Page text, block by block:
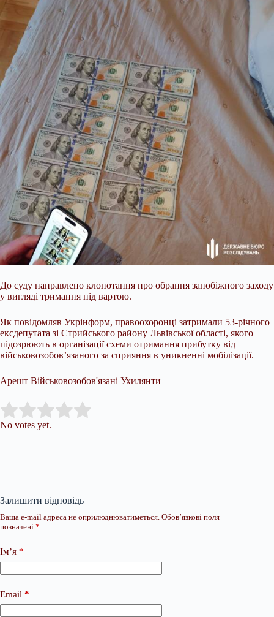
До суду направлено клопотання про обрання запобіжного заходу
у вигляді тримання під вартою.
Як повідомляв Укрінформ, правоохоронці затримали 53-річного
ексдепутата зі Стрийського району Львівської області, якого
підозрюють в організації схеми отримання прибутку від
військовозобов’язаного за сприяння в уникненні мобілізації.
Арешт Військовозобов'язані Ухилянти
Rate this item:
No votes yet.
Залишити відповідь
Ваша e-mail адреса не оприлюднюватиметься. Обов’язкові поля
позначені *
Ім’я *
Email *